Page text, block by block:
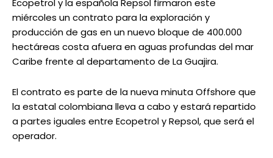
Ecopetrol y la española Repsol firmaron este
miércoles un contrato para la exploración y
producción de gas en un nuevo bloque de 400.000
hectáreas costa afuera en aguas profundas del mar
Caribe frente al departamento de La Guajira.
El contrato es parte de la nueva minuta Offshore que
la estatal colombiana lleva a cabo y estará repartido
a partes iguales entre Ecopetrol y Repsol, que será el
operador.